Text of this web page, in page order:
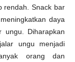
rendah. Snack bar
daya
ungu. Diharapkan
ungu menjadi
orang dan